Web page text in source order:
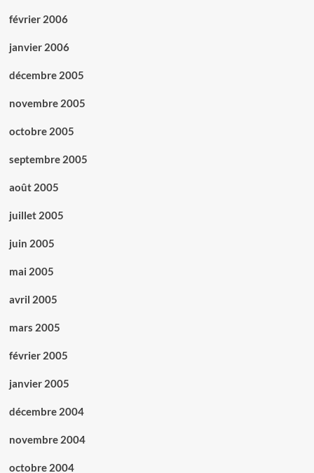
février 2006
janvier 2006
décembre 2005
novembre 2005
octobre 2005
septembre 2005
août 2005
juillet 2005
juin 2005
mai 2005
avril 2005
mars 2005
février 2005
janvier 2005
décembre 2004
novembre 2004
octobre 2004